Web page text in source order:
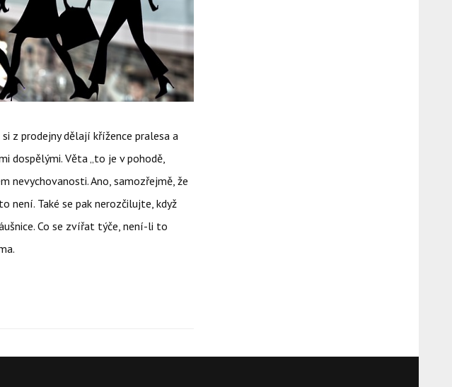
z prodejny dělají křížence pralesa a
dospělými. Věta „to je v pohodě,
nevychovanosti. Ano, samozřejmě, že
není. Také se pak nerozčilujte, když
Co se zvířat týče, není-li to